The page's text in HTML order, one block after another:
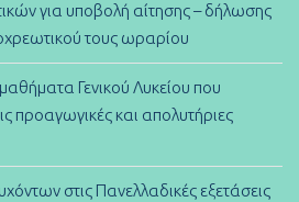
για υποβολή αίτησης – δήλωσης
τους ωραρίου
Γενικού Λυκείου που
προαγωγικές και απολυτήριες
στις Πανελλαδικές εξετάσεις